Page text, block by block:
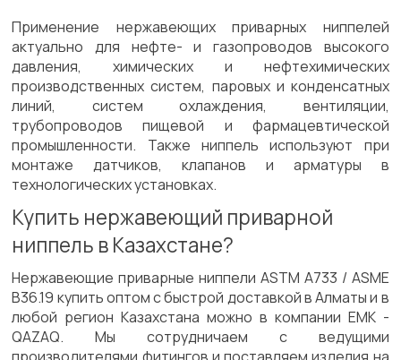
Применение нержавеющих приварных ниппелей
актуально для нефте- и газопроводов высокого
давления, химических и нефтехимических
производственных систем, паровых и конденсатных
линий, систем охлаждения, вентиляции,
трубопроводов пищевой и фармацевтической
промышленности. Также ниппель используют при
монтаже датчиков, клапанов и арматуры в
технологических установках.
Купить нержавеющий приварной
ниппель в Казахстане?
Нержавеющие приварные ниппели ASTM A733 / ASME
B36.19 купить оптом с быстрой доставкой в Алматы и в
любой регион Казахстана можно в компании ЕМК -
QAZAQ. Мы сотрудничаем с ведущими